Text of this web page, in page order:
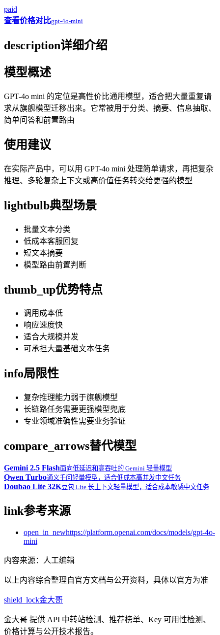
paid
查看价格对比gpt-4o-mini
description详细介绍
模型概述
GPT-4o mini 的定位是高性价比通用模型，适合把大量重复请
求从旗舰模型迁移出来。它常被用于分类、摘要、信息抽取、
简单问答和前置路由
使用建议
在实际产品中，可以用 GPT-4o mini 处理简单请求，再把复杂
推理、多轮复杂上下文或高价值任务转交给更强的模型
lightbulb典型场景
批量文本分类
低成本客服回复
短文本摘要
模型路由前置判断
thumb_up优势特点
调用成本低
响应速度快
适合大规模并发
可承担大量基础文本任务
info局限性
复杂推理能力弱于旗舰模型
长链路任务需要更强模型兜底
专业领域准确性需要业务验证
compare_arrows替代模型
Gemini 2.5 Flash面向低延迟和高吞吐的 Gemini 轻量模型
Qwen Turbo通义千问轻量模型，适合低成本高并发中文任务
Doubao Lite 32K豆包 Lite 长上下文轻量模型，适合成本敏感中文任务
link参考来源
open_in_newhttps://platform.openai.com/docs/models/gpt-4o-
mini
内容来源 ： 人工编辑
以上内容综合整理自官方文档与公开资料，具体以官方为准
shield_lock金大哥
金大哥 提供 API 中转站检测、推荐榜单、Key 可用性检测、
价格计算与公开技术报告。